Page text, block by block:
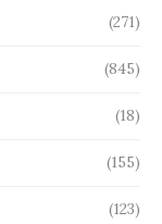
(271)
(845)
(18)
(155)
(123)